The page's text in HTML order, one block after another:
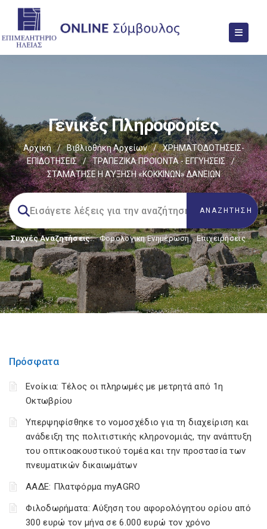
Γενικές Πληροφορίες
Αρχική / Βιβλιοθήκη Αρχείων /
ΧΡΗΜΑΤΟΔΟΤΗΣΕΙΣ-
ΕΠΙΔΟΤΗΣΕΙΣ
/ ΤΡΑΠΕΖΙΚΑ ΠΡΟΙΟΝΤΑ - ΕΓΓΥΗΣΕΙΣ
/
ΣΤΑΜΑΤΗΣΕ Η ΑΎΞΗΣΗ «ΚΟΚΚΙΝΩΝ» ΔΑΝΕΙΩΝ
Συχνές Αναζητήσεις: Φορολογικη Ενημέρωση, Επιχειρήσεις
Πρόσφατα
Ενοίκια: Τέλος οι πληρωμές με μετρητά από 1η
Οκτωβρίου
Υπερψηφίσθηκε το νομοσχέδιο για τη διαχείριση και
ανάδειξη της πολιτιστικής κληρονομιάς, την ανάπτυξη
του οπτικοακουστικού τομέα και την προστασία των
πνευματικών δικαιωμάτων
ΑΑΔΕ: Πλατφόρμα myAGRO
Φιλοδωρήματα: Αύξηση του αφορολόγητου ορίου από
300 ευρώ τον μήνα σε 6.000 ευρώ τον χρόνο